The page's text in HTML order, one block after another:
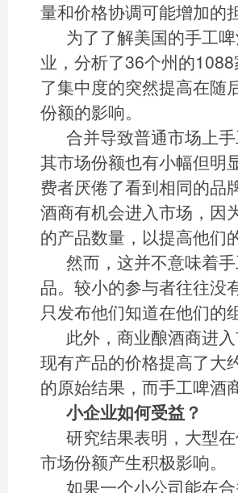
量和价格协调可能增加的
为了了解美国的手工
业，分析了36个州的
了集中度的突然提高在随
份额的影响。
合并导致普通市场上
其市场份额也有小幅但明
费者厌倦了看到相同的品
酒商有机会进入市场，因
的产品数量，以提高他们
然而，这并不意味着
品。较小的参与者往往没
只发布他们知道在他们的
此外，商业酿酒商进
现有产品的价格提高了大
的原始结果，而手工啤酒
小企业如何受益？
研究结果表明，大型
市场份额产生积极影响。
如果一个小公司能在